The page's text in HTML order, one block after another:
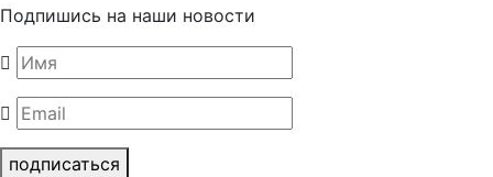
Подпишись на наши новости
подписаться